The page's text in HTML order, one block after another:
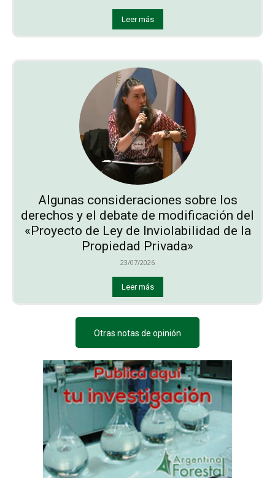
Leer más
Algunas consideraciones sobre los
derechos y el debate de modificación del
«Proyecto de Ley de Inviolabilidad de la
Propiedad Privada»
23/07/2026
Leer más
Otras notas de opinión